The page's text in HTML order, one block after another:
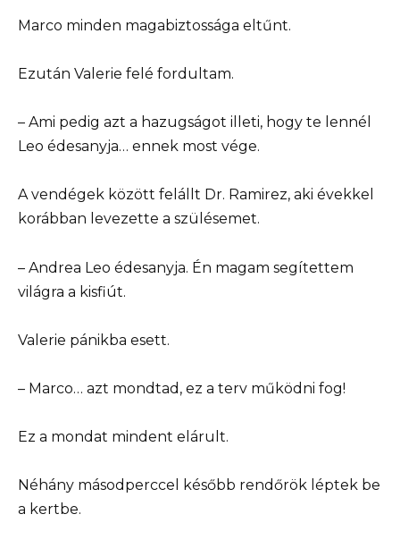
Marco minden magabiztossága eltűnt.
Ezután Valerie felé fordultam.
– Ami pedig azt a hazugságot illeti, hogy te lennél
Leo édesanyja… ennek most vége.
A vendégek között felállt Dr. Ramirez, aki évekkel
korábban levezette a szülésemet.
– Andrea Leo édesanyja. Én magam segítettem
világra a kisfiút.
Valerie pánikba esett.
– Marco… azt mondtad, ez a terv működni fog!
Ez a mondat mindent elárult.
Néhány másodperccel később rendőrök léptek be
a kertbe.